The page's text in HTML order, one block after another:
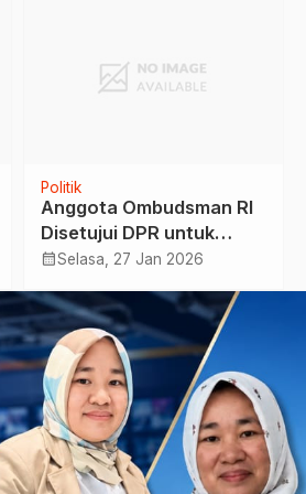
Politik
Anggota Ombudsman RI
Disetujui DPR untuk
Periode 2026–2031
calendar_monthSelasa, 27 Jan 2026